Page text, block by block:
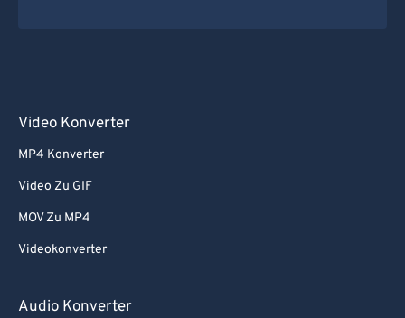
Video Konverter
MP4 Konverter
Video Zu GIF
MOV Zu MP4
Videokonverter
Audio Konverter